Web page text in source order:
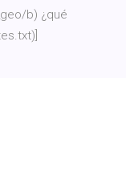
b) ¿qué